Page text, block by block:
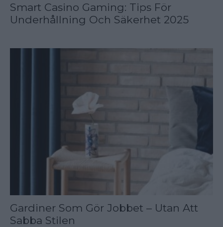
Smart Casino Gaming: Tips För
Underhållning Och Säkerhet 2025
Gardiner Som Gör Jobbet – Utan Att
Sabba Stilen